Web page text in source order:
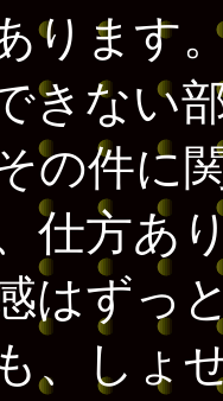
ります
きない
の件に
仕方あ
はずっ
、しょ